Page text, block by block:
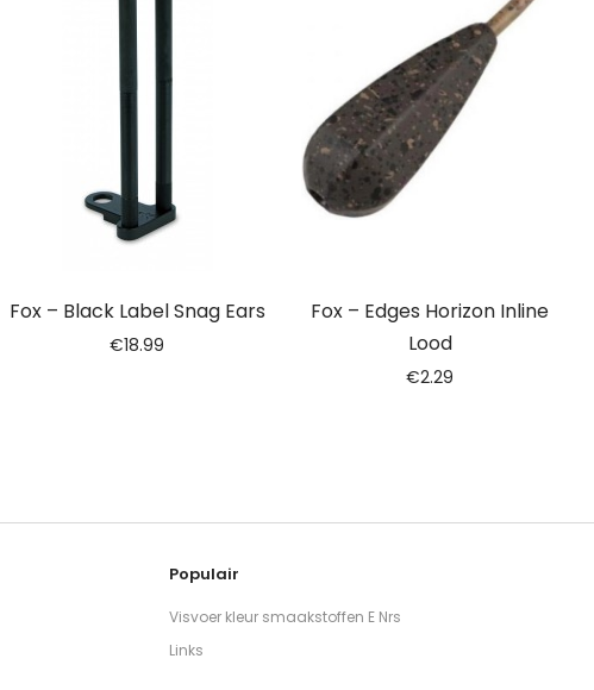
Fox – Black Label Snag Ears
€18.99
Fox – Edges Horizon Inline
Lood
€2.29
Populair
Visvoer kleur smaakstoffen E Nrs
Links